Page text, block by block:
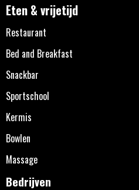
Eten & vrijetijd
Restaurant
Bed and Breakfast
Snackbar
Sportschool
Kermis
Bowlen
Massage
Bedrijven